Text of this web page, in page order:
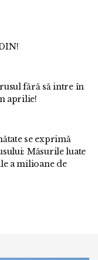
fără să intre în
aprilie!
se exprimă
Măsurile luate
a milioane de